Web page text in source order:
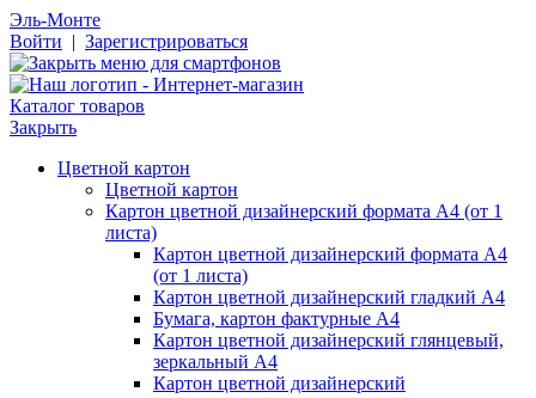
Эль-Монте
Войти | Зарегистрироваться
Каталог товаров
Закрыть
Цветной картон
Цветной картон
Картон цветной дизайнерский формата А4 (от 1
листа)
Картон цветной дизайнерский формата А4
(от 1 листа)
Картон цветной дизайнерский гладкий А4
Бумага, картон фактурные А4
Картон цветной дизайнерский глянцевый,
зеркальный А4
Картон цветной дизайнерский